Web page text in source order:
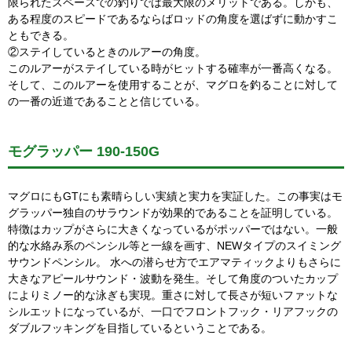
ある程度のスピードであるならばロッドの角度を選ばずに動かすこ
ともできる。
②ステイしているときのルアーの角度。
このルアーがステイしている時がヒットする確率が一番高くなる。
そして、このルアーを使用することが、マグロを釣ることに対して
の一番の近道であることと信じている。
モグラッパー 190-150G
マグロにもGTにも素晴らしい実績と実力を実証した。この事実はモ
グラッパー独自のサラウンドが効果的であることを証明している。
特徴はカップがさらに大きくなっているがポッパーではない。一般
的な水絡み系のペンシル等と一線を画す、NEWタイプのスイミング
サウンドペンシル。 水への潜らせ方でエアマティックよりもさらに
大きなアピールサウンド・波動を発生。そして角度のついたカップ
によりミノー的な泳ぎも実現。重さに対して長さが短いファットな
シルエットになっているが、一口でフロントフック・リアフックの
ダブルフッキングを目指しているということである。